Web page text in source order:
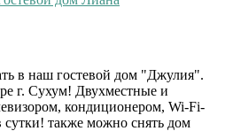
в наш гостевой дом "Джулия".
г. Сухум! Двухместные и
кондиционером, Wi-Fi-
сутки! также можно снять дом